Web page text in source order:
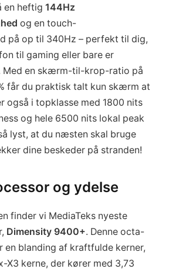
en heftig 144Hz
og en touch-
på op til 340Hz – perfekt til dig,
til gaming eller bare er
Med en skærm-til-krop-ratio på
får du praktisk talt kun skærm at
også i topklasse med 1800 nits
og hele 6500 nits lokal peak
lyst, at du næsten skal bruge
dine beskeder på stranden!
og ydelse
finder vi MediaTeks nyeste
Dimensity 9400+. Denne octa-
en blanding af kraftfulde kerner,
X3 kerne, der kører med 3,73